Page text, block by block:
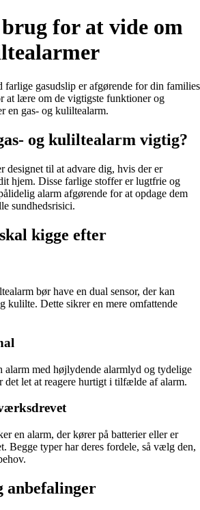
for at vide om
farlige gasudslip er afgørende for din families
at lære om de vigtigste funktioner og
en gas- og kuliltealarm.
og kuliltealarm vigtig?
designet til at advare dig, hvis der er
hjem. Disse farlige stoffer er lugtfrie og
alarm afgørende for at opdage dem
sundhedsrisici.
kigge efter
bør have en dual sensor, der kan
kulilte. Dette sikrer en mere omfattende
med højlydende alarmlyd og tydelige
det let at reagere hurtigt i tilfælde af alarm.
en alarm, der kører på batterier eller er
Begge typer har deres fordele, så vælg den,
anbefalinger